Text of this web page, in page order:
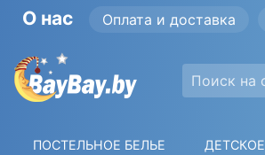
О нас Оплата и доставка
ПОСТЕЛЬНОЕ БЕЛЬЕ ДЕТСКОЕ